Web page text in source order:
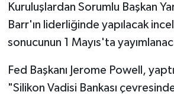
Kuruluşlardan Sorumlu Başkan
Barr'ın liderliğinde yapılacak
sonucunun 1 Mayıs'ta
Fed Başkanı Jerome Powell,
"Silikon Vadisi Bankası